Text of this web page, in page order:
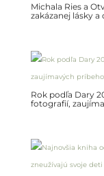
Michala Ries a
zakázanej lásky
Rok podľa Dary
fotografií,